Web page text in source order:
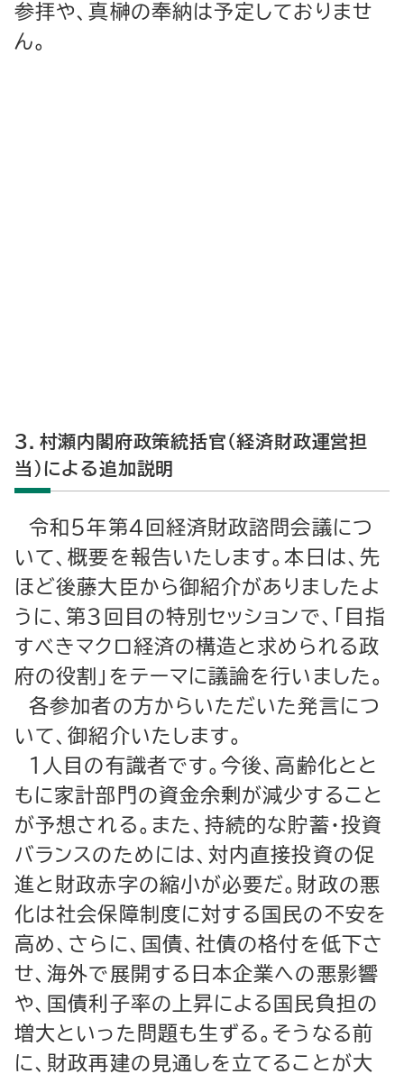
参拝や、真榊の奉納は予定しておりませ
ん。
３．村瀬内閣府政策統括官（経済財政運営担
当）による追加説明
令和５年第４回経済財政諮問会議につ
いて、概要を報告いたします。本日は、先
ほど後藤大臣から御紹介がありましたよ
うに、第３回目の特別セッションで、「目指
すべきマクロ経済の構造と求められる政
府の役割」をテーマに議論を行いました。
各参加者の方からいただいた発言につ
いて、御紹介いたします。
１人目の有識者です。今後、高齢化とと
もに家計部門の資金余剰が減少すること
が予想される。また、持続的な貯蓄・投資
バランスのためには、対内直接投資の促
進と財政赤字の縮小が必要だ。財政の悪
化は社会保障制度に対する国民の不安を
高め、さらに、国債、社債の格付を低下さ
せ、海外で展開する日本企業への悪影響
や、国債利子率の上昇による国民負担の
増大といった問題も生ずる。そうなる前
に、財政再建の見通しを立てることが大